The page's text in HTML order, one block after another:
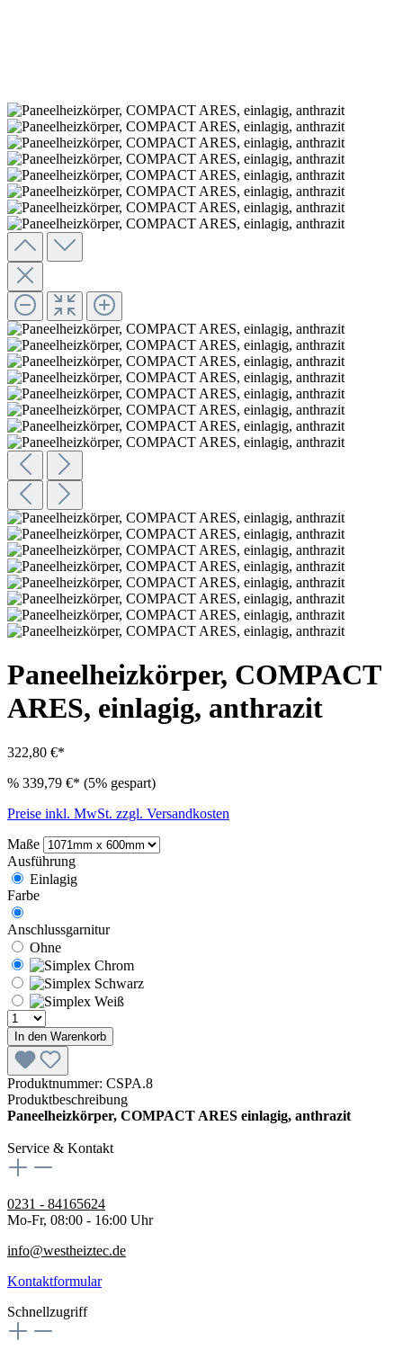
Paneelheizkörper, COMPACT
ARES, einlagig, anthrazit
322,80 €*
% 339,79 €* (5% gespart)
Preise inkl. MwSt. zzgl. Versandkosten
Maße
Ausführung
Einlagig
Farbe
Anschlussgarnitur
Ohne
In den Warenkorb
Produktnummer: CSPA.8
Produktbeschreibung
Paneelheizkörper, COMPACT ARES einlagig, anthrazit
Service & Kontakt
0231 - 84165624
Mo-Fr, 08:00 - 16:00 Uhr
info@westheiztec.de
Kontaktformular
Schnellzugriff